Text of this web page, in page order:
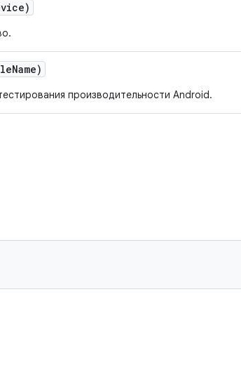
Name)
производительности Android.